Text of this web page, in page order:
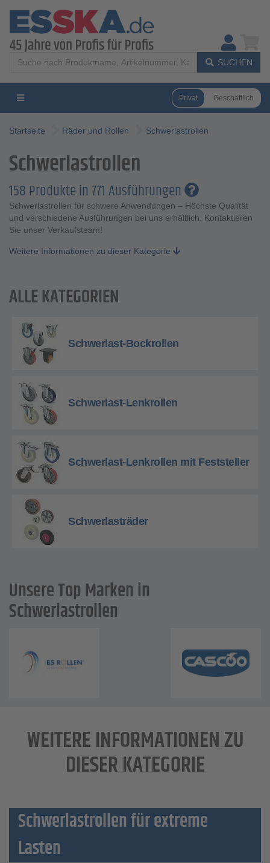
SUCHEN
Privat Geschäftlich
Startseite Räder und Rollen Schwerlastrollen
Schwerlastrollen
158 Produkte in 771 Ausführungen
Schwerlastrollen für schwere Anwendungen – Höchste Qualität
und verschiedene Ausführungen bei uns erhältlich. Kontaktieren
Sie unser Verkaufsteam!
Weitere Informationen zu dieser Kategorie
ALLE KATEGORIEN
Schwerlast-Bockrollen
Schwerlast-Lenkrollen
Schwerlast-Lenkrollen mit Feststeller
Schwerlasträder
Unsere Top Marken in
Schwerlastrollen
WEITERE INFORMATIONEN ZU
DIESER KATEGORIE
Schwerlastrollen für extreme
Lasten